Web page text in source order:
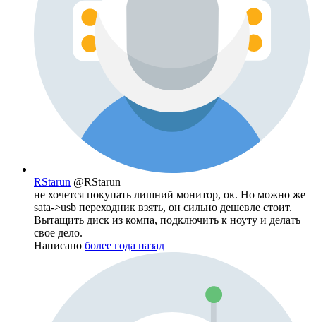
RStarun @RStarun
не хочется покупать лишний монитор, ок. Но можно же
sata->usb переходник взять, он сильно дешевле стоит.
Вытащить диск из компа, подключить к ноуту и делать
свое дело.
Написано более года назад